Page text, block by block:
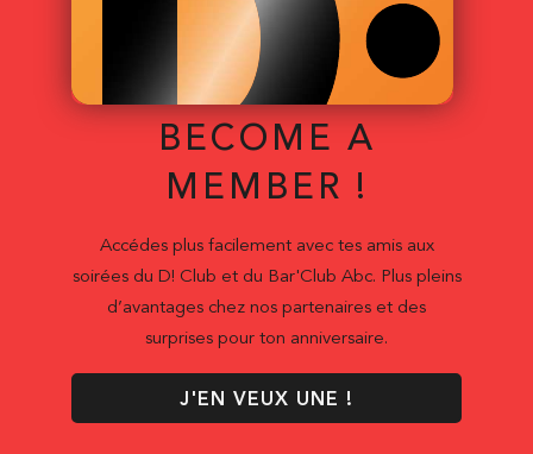
BECOME A
MEMBER !
Accédes plus facilement avec tes amis aux
soirées du D! Club et du Bar'Club Abc. Plus pleins
d’avantages chez nos partenaires et des
surprises pour ton anniversaire.
J'EN VEUX UNE !